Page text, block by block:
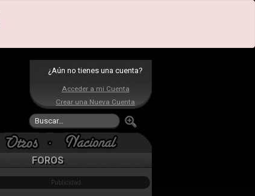
¿Aún no tienes una cuenta?
Acceder a mi Cuenta
Crear una Nueva Cuenta
FOROS
Publicidad